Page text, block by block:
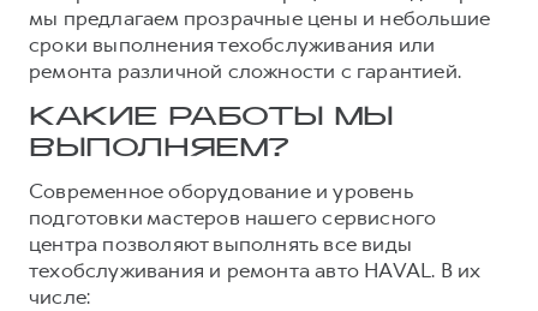
мы предлагаем прозрачные цены и небольшие
сроки выполнения техобслуживания или
ремонта различной сложности с гарантией.
КАКИЕ РАБОТЫ МЫ
ВЫПОЛНЯЕМ?
Современное оборудование и уровень
подготовки мастеров нашего сервисного
центра позволяют выполнять все виды
техобслуживания и ремонта авто HAVAL. В их
числе: